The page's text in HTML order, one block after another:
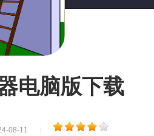
电脑版下载
08-11